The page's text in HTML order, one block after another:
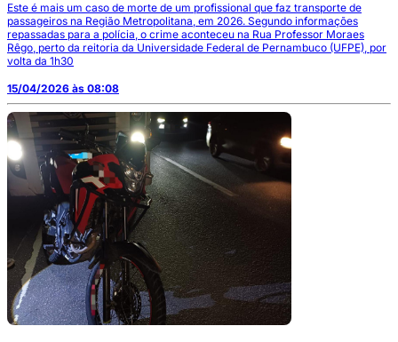
Este é mais um caso de morte de um profissional que faz transporte de
passageiros na Região Metropolitana, em 2026. Segundo informações
repassadas para a polícia, o crime aconteceu na Rua Professor Moraes
Rêgo, perto da reitoria da Universidade Federal de Pernambuco (UFPE), por
volta da 1h30
15/04/2026 às 08:08